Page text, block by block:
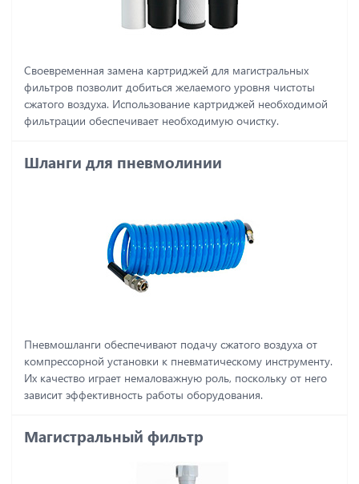
Своевременная замена картриджей для магистральных
фильтров позволит добиться желаемого уровня чистоты
сжатого воздуха. Использование картриджей необходимой
фильтрации обеспечивает необходимую очистку.
Шланги для пневмолинии
Пневмошланги обеспечивают подачу сжатого воздуха от
компрессорной установки к пневматическому инструменту.
Их качество играет немаловажную роль, поскольку от него
зависит эффективность работы оборудования.
Магистральный фильтр